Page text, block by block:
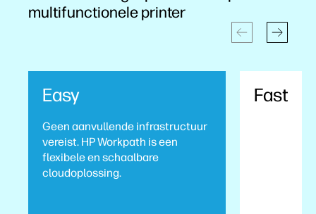
multifunctionele printer
Easy
Geen aanvullende infrastructuur
vereist. HP Workpath is een
flexibele en schaalbare
cloudoplossing.
Fast